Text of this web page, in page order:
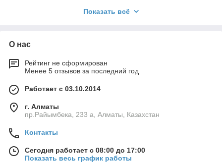
- выезд замерщика бесплатно
- низкие цены
Показать всё
О нас
Рейтинг не сформирован
Менее 5 отзывов за последний год
Работает с 03.10.2014
г. Алматы
пр.Райымбека, 233 а, Алматы, Казахстан
Контакты
Сегодня работает с 08:00 до 17:00
Показать весь график работы